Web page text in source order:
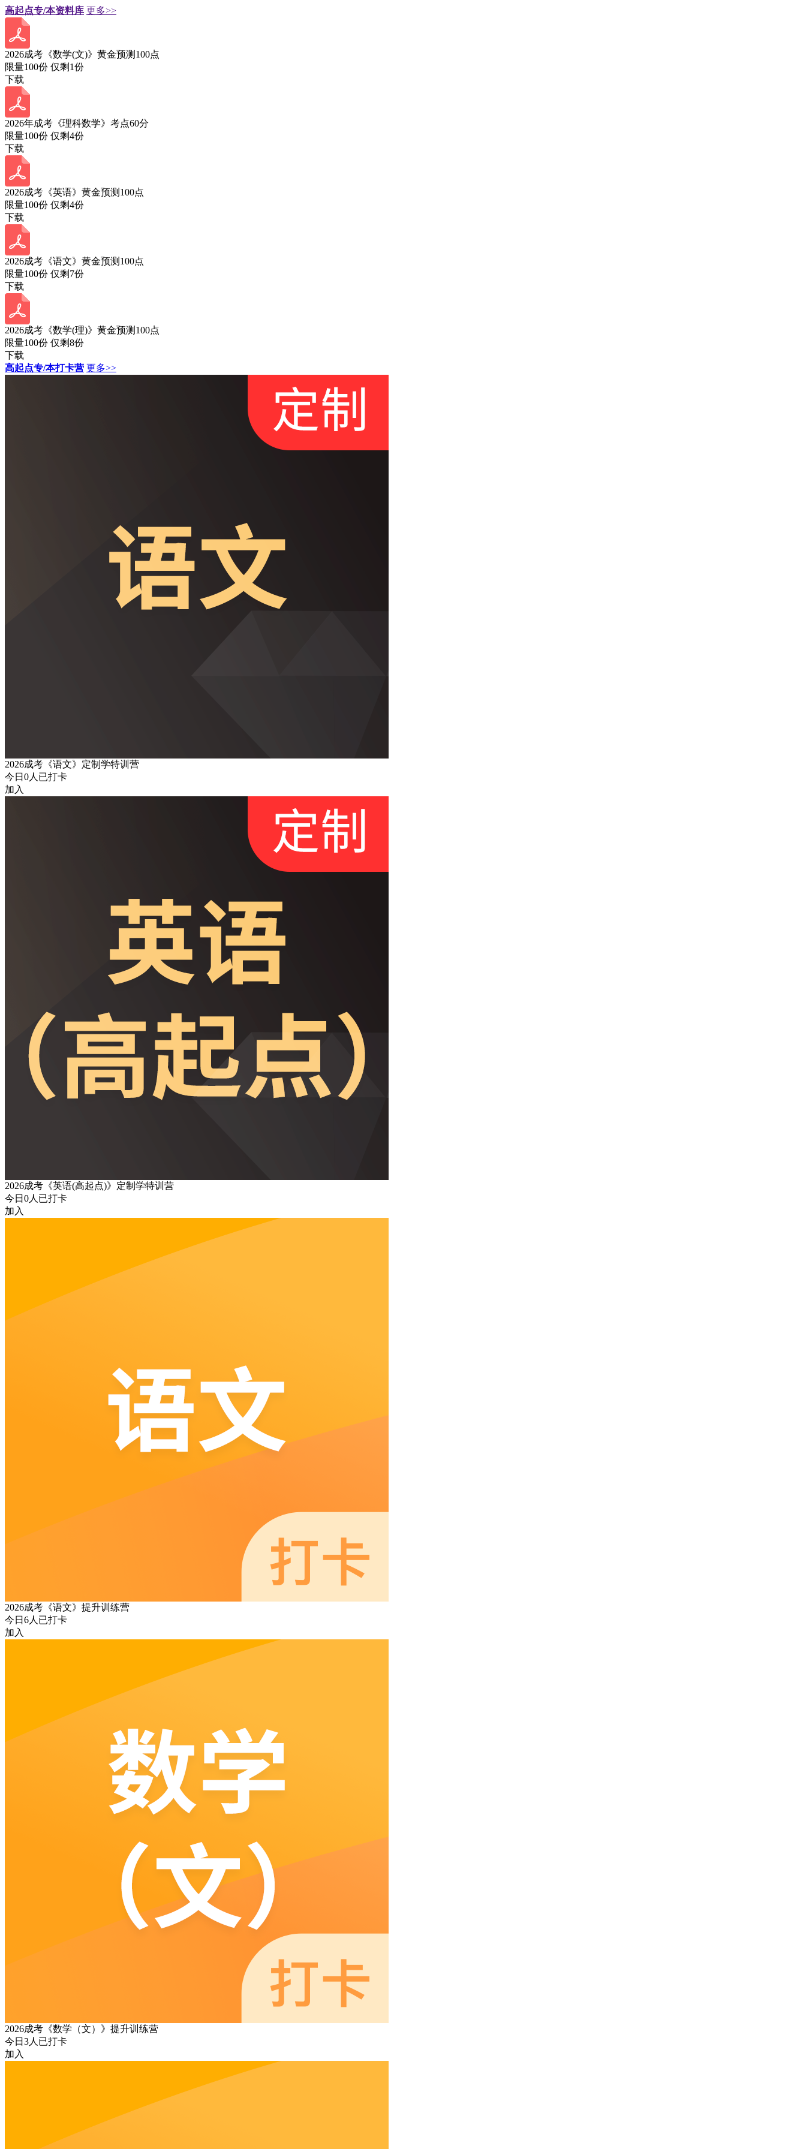
高起点专/本资料库 更多>>
2026成考《数学(文)》黄金预测100点
限量100份 仅剩 1份
下载
2026年成考《理科数学》考点60分
限量100份 仅剩4份
下载
2026成考《英语》黄金预测100点
限量100份 仅剩4份
下载
2026成考《语文》黄金预测100点
限量100份 仅剩 7份
下载
2026成考《数学(理)》黄金预测100点
限量100份 仅剩8份
下载
高起点专/本打卡营 更多>>
2026成考《语文》定制学特训营
今日 0人已打卡
加入
2026成考《英语(高起点)》定制学特训营
今日 0人已打卡
加入
2026成考《语文》提升训练营
今日 6人已打卡
加入
2026成考《数学（文）》提升训练营
今日 3人已打卡
加入